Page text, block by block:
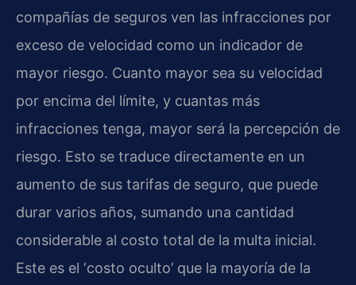
compañías de seguros ven las infracciones por
exceso de velocidad como un indicador de
mayor riesgo. Cuanto mayor sea su velocidad
por encima del límite, y cuantas más
infracciones tenga, mayor será la percepción de
riesgo. Esto se traduce directamente en un
aumento de sus tarifas de seguro, que puede
durar varios años, sumando una cantidad
considerable al costo total de la multa inicial.
Este es el ‘costo oculto’ que la mayoría de la